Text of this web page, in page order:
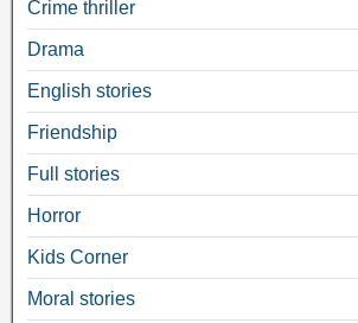
Crime thriller
Drama
English stories
Friendship
Full stories
Horror
Kids Corner
Moral stories